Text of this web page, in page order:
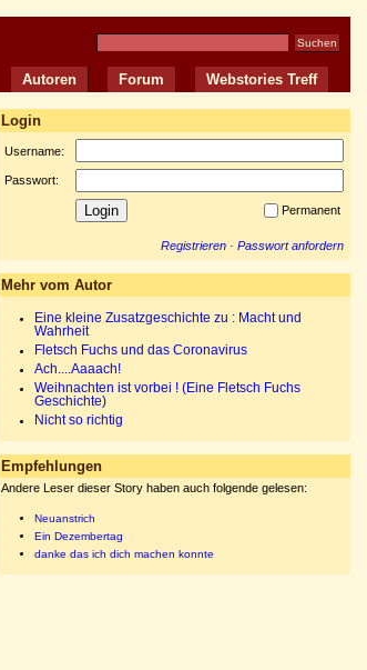
Autoren Forum Webstories Treff
Login
Username:
Passwort:
Permanent
Registrieren · Passwort anfordern
Mehr vom Autor
Eine kleine Zusatzgeschichte zu : Macht und
Wahrheit
Fletsch Fuchs und das Coronavirus
Ach....Aaaach!
Weihnachten ist vorbei ! (Eine Fletsch Fuchs
Geschichte)
Nicht so richtig
Empfehlungen
Andere Leser dieser Story haben auch folgende gelesen:
Neuanstrich
Ein Dezembertag
danke das ich dich machen konnte